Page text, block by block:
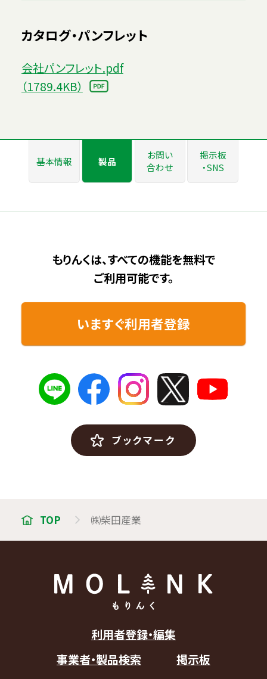
カタログ・パンフレット
会社パンフレット.pdf
（1789.4KB）
基本情報 製品
お問い
合わせ
掲示板
・SNS
もりんくは、すべての機能を無料で
ご利用可能です。
いますぐ利用者登録
ブックマーク
TOP ㈱柴田産業
利用者登録・編集
事業者・製品検索
掲示板